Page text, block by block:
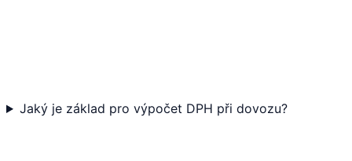
Jaký je základ pro výpočet DPH při dovozu?